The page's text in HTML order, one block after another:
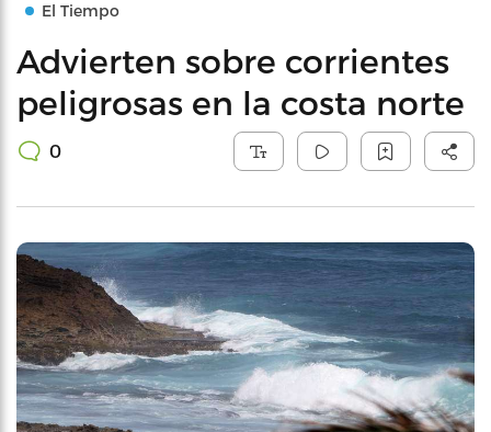
El Tiempo
Advierten sobre corrientes
peligrosas en la costa norte
0